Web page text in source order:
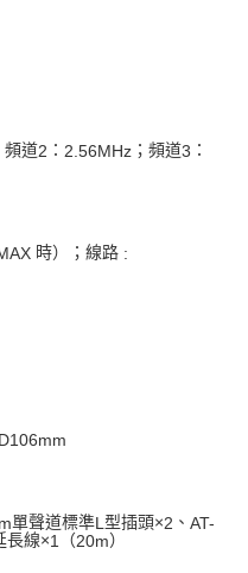
頻道2 ： 2.56MHz ；頻道3 ：
時）；線路 :
D106mm
單聲道標準L型插頭×2 、 AT-
長線×1 （20m）